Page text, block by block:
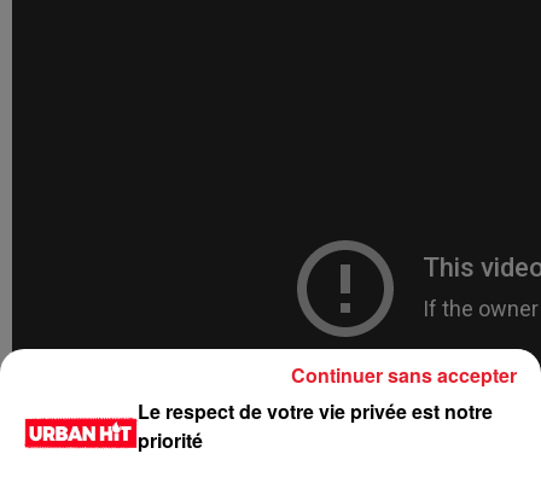
Le respect de votre vie privée est notre
priorité
Continuer sans accepter